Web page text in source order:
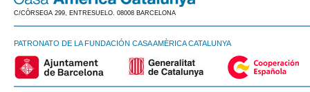
C/CÒRSEGA 299, ENTRESUELO. 08008 BARCELONA
PATRONATO DE LA FUNDACIÓN CASA AMÈRICA CATALUNYA